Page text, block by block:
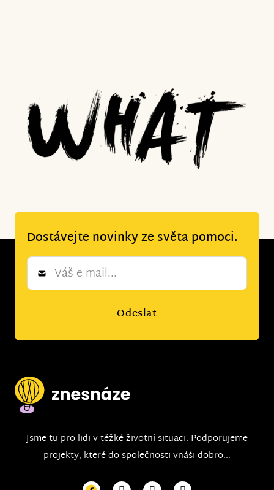
Dostávejte novinky ze světa pomoci.
Newsletter
Odeslat
Jsme tu pro lidi v těžké životní situaci. Podporujeme
projekty, které do společnosti vnáši dobro...